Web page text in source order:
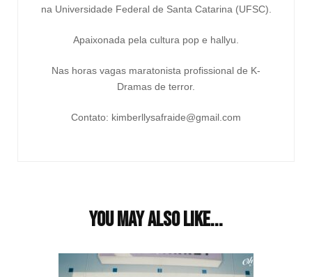
na Universidade Federal de Santa Catarina (UFSC).
Apaixonada pela cultura pop e hallyu.
Nas horas vagas maratonista profissional de K-
Dramas de terror.
Contato: kimberllysafraide@gmail.com
You may also like...